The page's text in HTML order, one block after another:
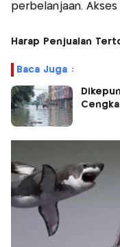
perbelanjaan.
Harap Penjualan
Baca Juga :